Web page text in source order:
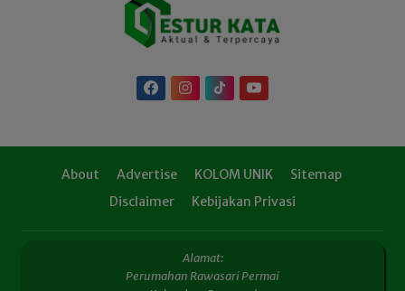
About Advertise KOLOM UNIK
Sitemap
Disclaimer
Kebijakan Privasi
Alamat:
Perumahan Rawasari Permai